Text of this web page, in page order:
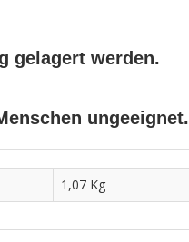
gelagert werden.
ungeeignet.
1,07 Kg